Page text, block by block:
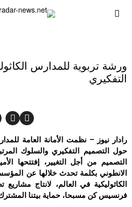
ورشة تربوية للمدارس
التفكيري
رادار نيوز – نظمت الأمانة العامة
حول التصميم التفكيري والسلوك
التصميم من أجل التغيير، إفتتحها
الانطوني بكلمة تحدث خلالها عن
الكاثوليكية في العالم، لانتاج مشاريع
فرنسيس كن مسبحا، حماية بيتنا